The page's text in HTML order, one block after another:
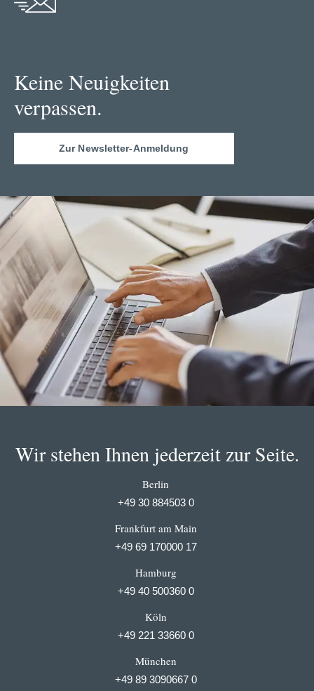
Keine Neuigkeiten
verpassen.
Zur Newsletter-Anmeldung
Wir stehen Ihnen jederzeit zur Seite.
Berlin
+49 30 884503 0
Frankfurt am Main
+49 69 170000 17
Hamburg
+49 40 500360 0
Köln
+49 221 33660 0
München
+49 89 3090667 0